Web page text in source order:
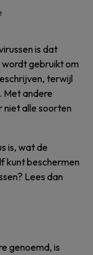
is dat
gebruikt om
terwijl
Met andere
niet alle soorten
is, wat de
kunt beschermen
Lees dan
genoemd, is